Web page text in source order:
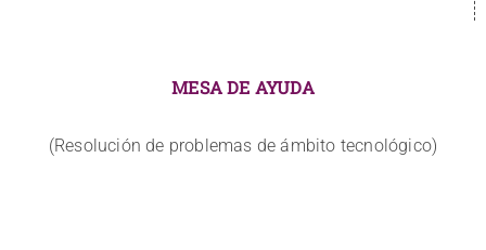
MESA DE AYUDA
(Resolución de problemas de ámbito tecnológico)